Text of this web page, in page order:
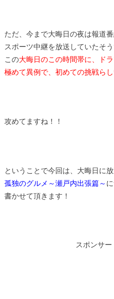
ただ、今まで大晦日の夜は報道
スポーツ中継を放送していたそう
この大晦日のこの時間帯に、ド
極めて異例で、初めての挑戦らし
攻めてますね！！
ということで今回は、大晦日に
孤独のグルメ～瀬戸内出張篇～
書かせて頂きます！
スポンサー